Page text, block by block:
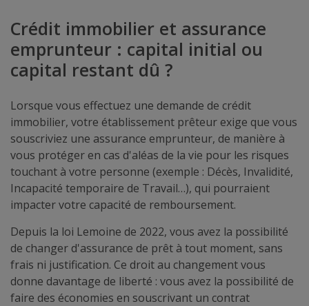
Crédit immobilier et assurance
emprunteur : capital initial ou
capital restant dû ?
Lorsque vous effectuez une demande de crédit
immobilier, votre établissement prêteur exige que vous
souscriviez une assurance emprunteur, de manière à
vous protéger en cas d'aléas de la vie pour les risques
touchant à votre personne (exemple : Décès, Invalidité,
Incapacité temporaire de Travail…), qui pourraient
impacter votre capacité de remboursement.
Depuis la loi Lemoine de 2022, vous avez la possibilité
de changer d'assurance de prêt à tout moment, sans
frais ni justification. Ce droit au changement vous
donne davantage de liberté : vous avez la possibilité de
faire des économies en souscrivant un contrat